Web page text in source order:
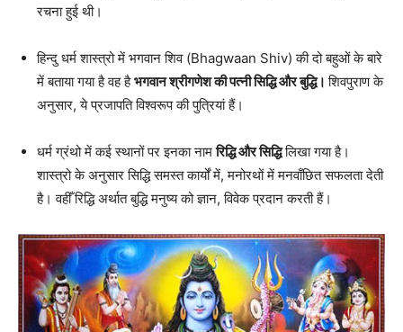
रचना हुई थी।
हिन्दु धर्म शास्त्रो में भगवान शिव (Bhagwaan Shiv) की दो बहुओं के बारे
में बताया गया है वह हैभगवान श्रीगणेश की पत्नी सिद्धि और बुद्धि।शिवपुराण के
अनुसार, ये प्रजापति विश्वरूप की पुत्रियां हैं।
धर्म ग्रंथो में कई स्थानों पर इनका नामरिद्धि और सिद्धिलिखा गया है।
शास्त्रो के अनुसार सिद्धि समस्त कार्यों में, मनोरथों में मनवाँछित सफलता देती
है। वहीँ रिद्धि अर्थात बुद्धि मनुष्य को ज्ञान, विवेक प्रदान करती हैं।